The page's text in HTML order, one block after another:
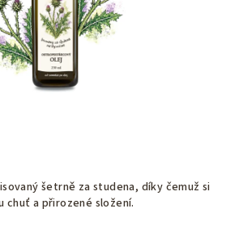
šetrně za studena, díky čemuž si
chuť a přirozené složení.